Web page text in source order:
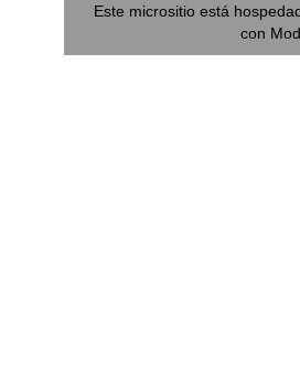
Este micrositio está
con